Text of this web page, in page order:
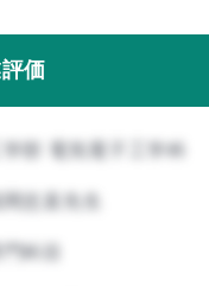
価
門科目